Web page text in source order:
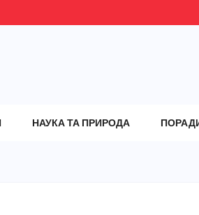
НАУКА ТА ПРИРОДА